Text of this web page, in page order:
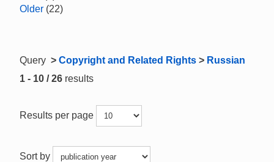
Older (22)
Query > Copyright and Related Rights > Russian
1 - 10 / 26 results
Results per page
Sort by